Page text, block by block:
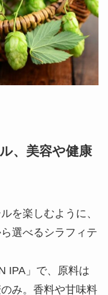
、美容や健康
を楽しむように、
選べるシラフィテ
IPA」で、原料は
み。香料や甘味料